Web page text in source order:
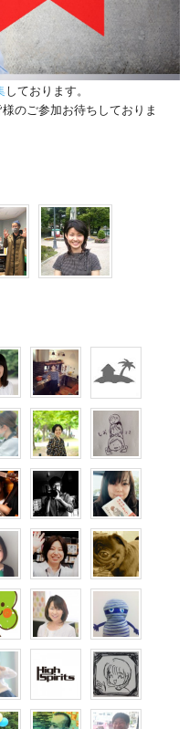
しております。
のご参加お待ちしておりま